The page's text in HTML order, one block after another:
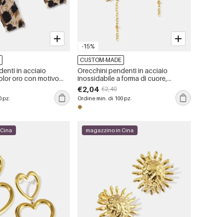
in acciaio
oro con motivo
pz.
-15%
CUSTOM-MADE
Orecchini pendenti in acciaio
inossidabile a forma di cuore,
impermeabili, color oro, con pietra
naturale
€2,04 €2,40
Ordine min. di 100 pz.
magazzino in Cina